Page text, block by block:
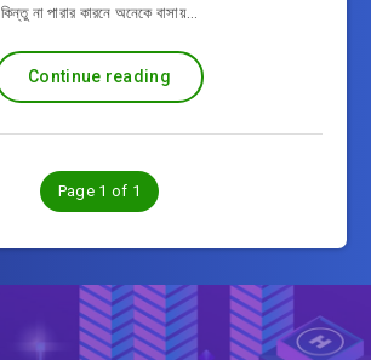
কিন্তু না পারার কারনে অনেকে বাসায়…
Continue reading
Page 1 of 1